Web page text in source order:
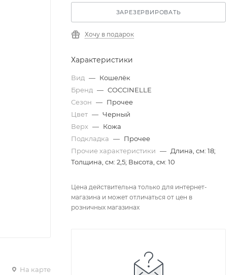
На карте
ЗАРЕЗЕРВИРОВАТЬ
Хочу в подарок
Характеристики
Вид — Кошелёк
Бренд — COCCINELLE
Сезон — Прочее
Цвет — Черный
Верх — Кожа
Подкладка — Прочее
Прочие характеристики — Длина, см: 18;
Толщина, см: 2,5; Высота, см: 10
Цена действительна только для интернет-
магазина и может отличаться от цен в
розничных магазинах